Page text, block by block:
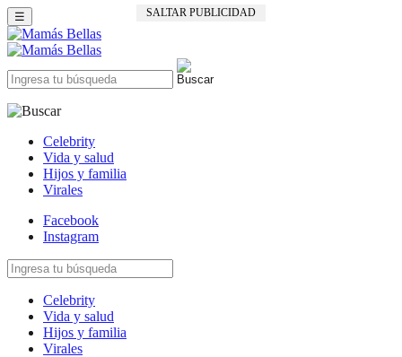
SALTAR PUBLICIDAD
☰
Celebrity
Vida y salud
Hijos y familia
Virales
Facebook
Instagram
Celebrity
Vida y salud
Hijos y familia
Virales